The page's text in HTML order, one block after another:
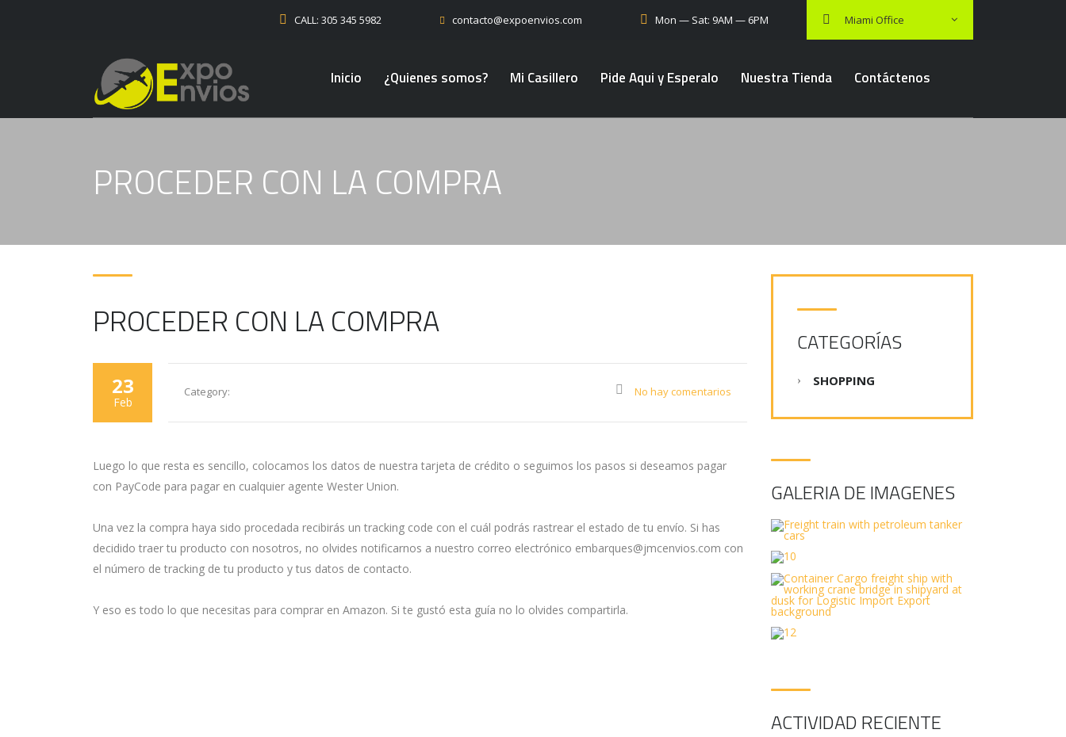
Miami Office
CALL: 305 345 5982 contacto@expoenvios.com Mon — Sat: 9AM — 6PM
Inicio ¿Quienes somos? Mi Casillero Pide Aqui y Esperalo Nuestra Tienda Contáctenos
PROCEDER CON LA COMPRA
PROCEDER CON LA COMPRA
23
Feb
Category: No hay comentarios
Luego lo que resta es sencillo, colocamos los datos de nuestra tarjeta de crédito o seguimos los pasos si deseamos pagar
con PayCode para pagar en cualquier agente Wester Union.
Una vez la compra haya sido procedada recibirás un tracking code con el cuál podrás rastrear el estado de tu envío. Si has
decidido traer tu producto con nosotros, no olvides notificarnos a nuestro correo electrónico embarques@jmcenvios.com con
el número de tracking de tu producto y tus datos de contacto.
Y eso es todo lo que necesitas para comprar en Amazon. Si te gustó esta guía no lo olvides compartirla.
CATEGORÍAS
SHOPPING
GALERIA DE IMAGENES
ACTIVIDAD RECIENTE